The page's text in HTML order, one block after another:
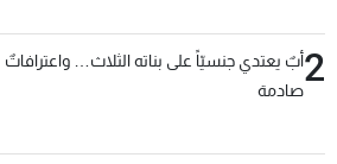
2أبٌ يعتدي جنسيّاً على بناته الثلاث… واعترافاتٌ
صادمة